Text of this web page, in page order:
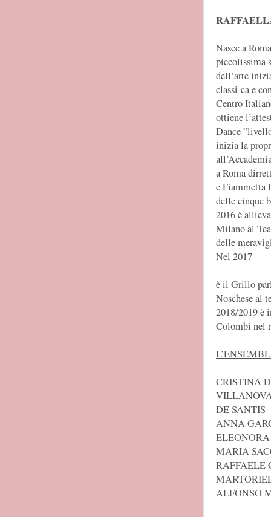
Nasce a
piccolissima
dell’arte
classi-ca e
Centro
ottiene
Dance
inizia la
a Roma
e Fiammetta
delle cinque
2016 è
Milano al
delle
Nel 2017
è il Grillo
Noschese al
2018/2019 è
Colombi nel
CRISTINA
DE SANTIS
ANNA
MARIA
RAFFAELE
ALFONSO